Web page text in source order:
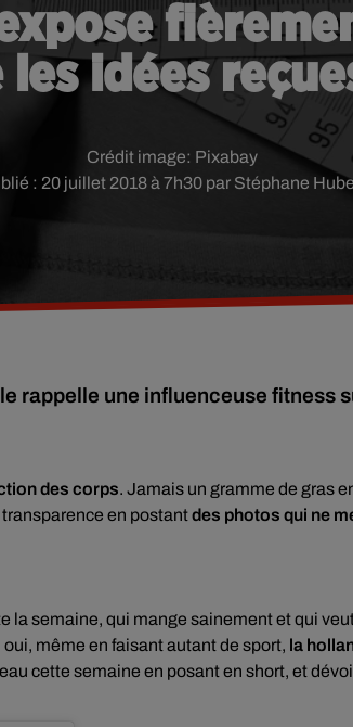
idées
: 20 juillet 2018 à 7h30 par Stéphane
Crédit image: Pixabay
rappelle une influenceuse fitness
des corps. Jamais un gramme de gras
en postantdes photos qui ne
la semaine, qui mange sainement et qui
même en faisant autant de sport, la
cette semaine en posant en short, et